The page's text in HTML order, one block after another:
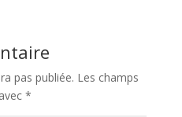
pas publiée. Les champs
*